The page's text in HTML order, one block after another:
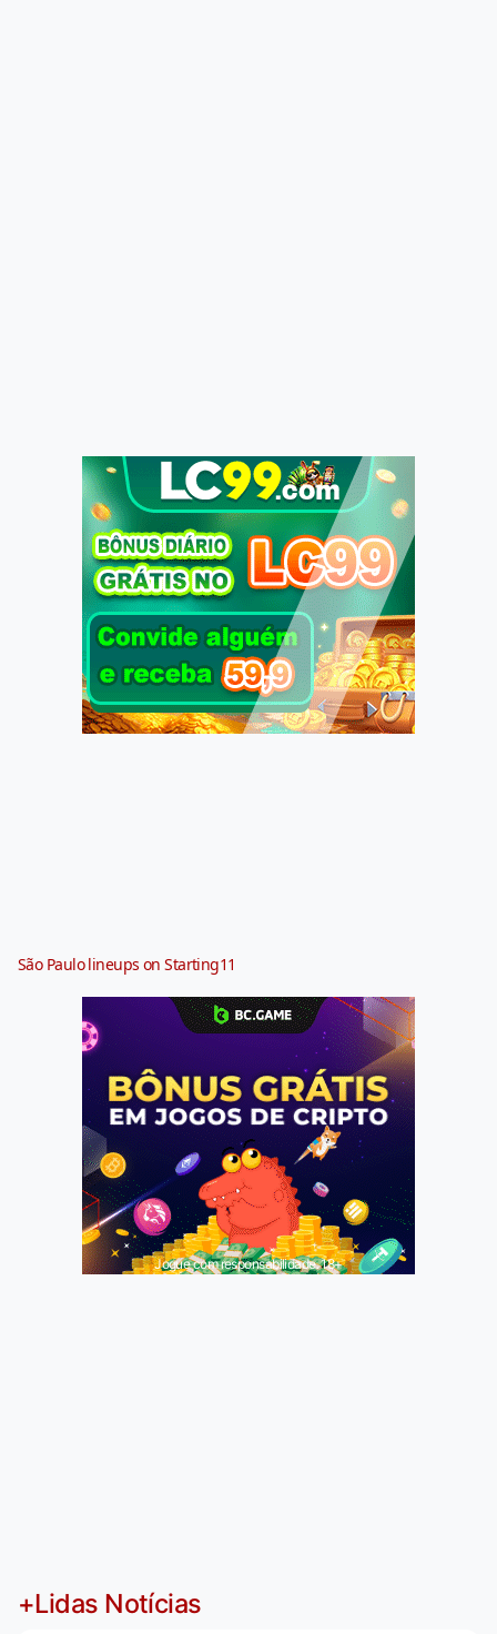
São Paulo lineups on Starting11
Jogue com responsabilidade. 18+
+Lidas Notícias